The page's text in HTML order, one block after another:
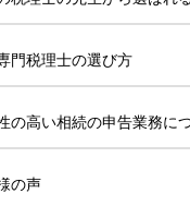
門税理士の選び方
の高い相続の申告業務に
の声